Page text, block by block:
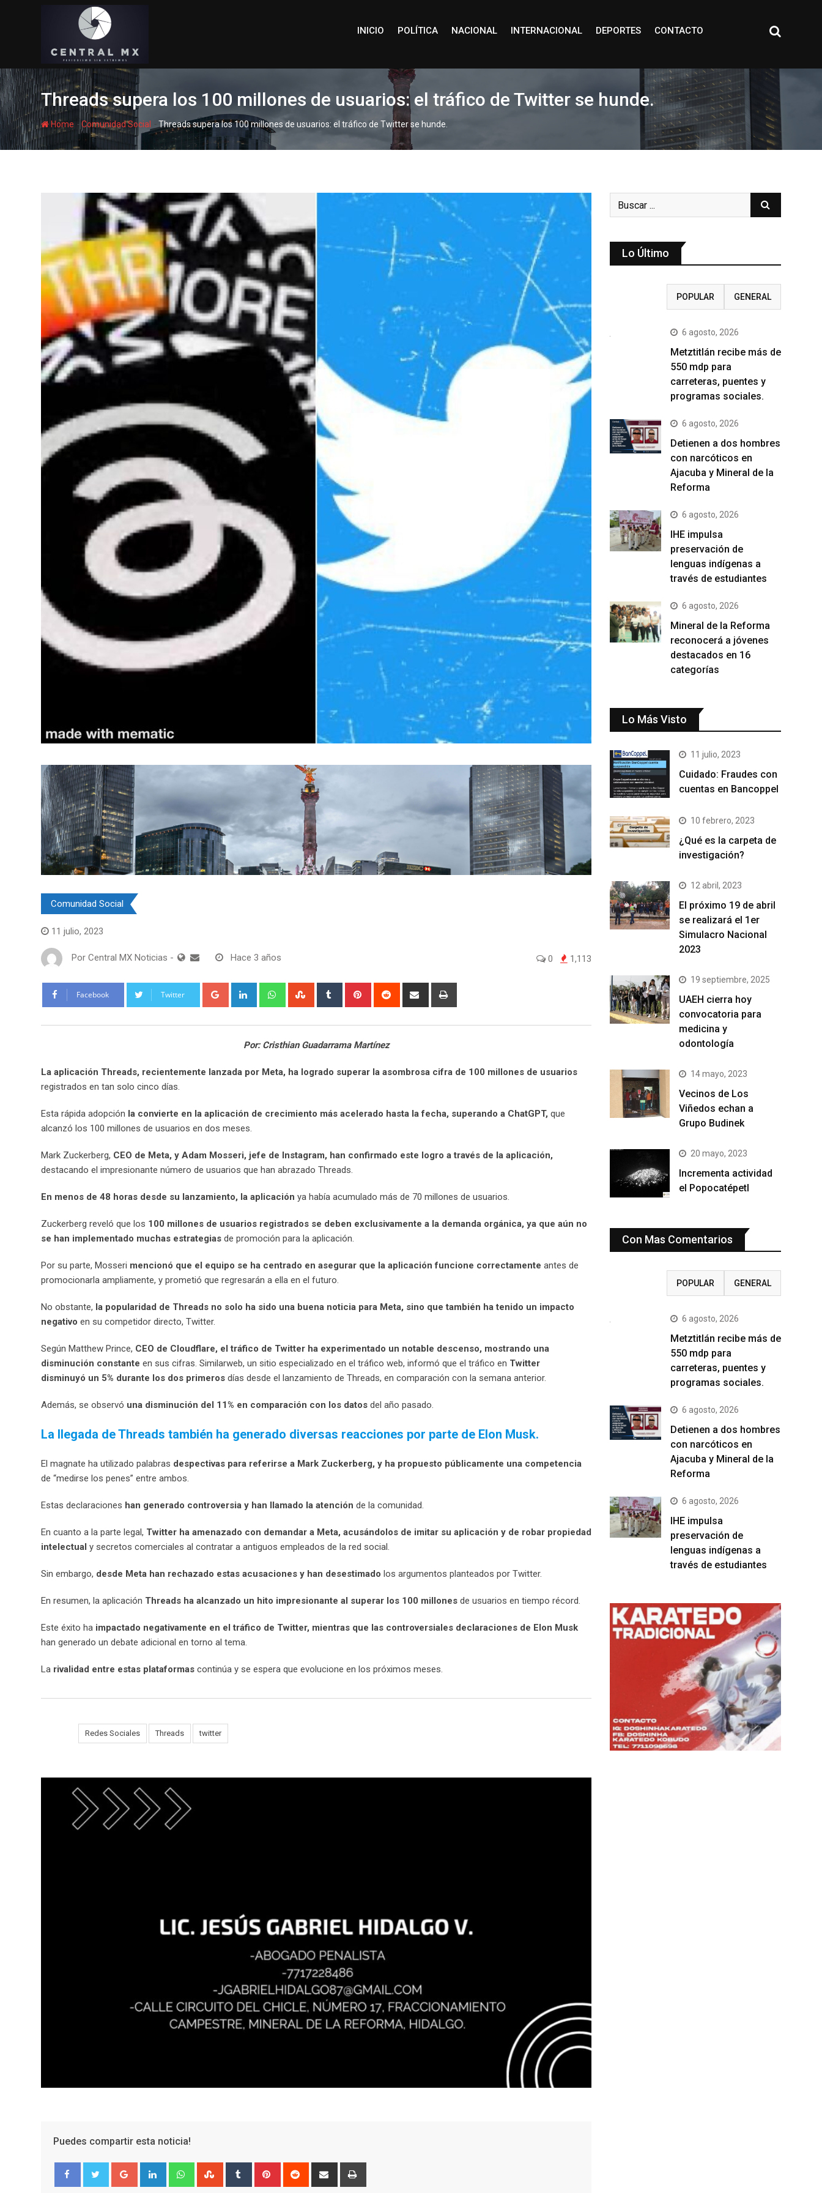
INICIO POLÍTICA NACIONAL INTERNACIONAL DEPORTES CONTACTO
Threads supera los 100 millones de usuarios: el tráfico de Twitter se hunde.
Home -Comunidad Social -Threads supera los 100 millones de usuarios: el tráfico de Twitter se hunde.
Comunidad Social
11 julio, 2023
Por Central MX Noticias - Hace 3 años 0 1,113
Facebook Twitter Google+ LinkedIn WhatsappStumbleUpon
Tumblr Pinterest Reddit
Share
Por: Cristhian Guadarrama Martínez
La aplicación Threads, recientemente lanzada por Meta, ha logrado superar la asombrosa cifra de 100 millones de usuarios
registrados en tan solo cinco días.
Esta rápida adopción la convierte en la aplicación de crecimiento más acelerado hasta la fecha, superando a ChatGPT, que
alcanzó los 100 millones de usuarios en dos meses.
Mark Zuckerberg, CEO de Meta, y Adam Mosseri, jefe de Instagram, han confirmado este logro a través de la aplicación,
destacando el impresionante número de usuarios que han abrazado Threads.
En menos de 48 horas desde su lanzamiento, la aplicación ya había acumulado más de 70 millones de usuarios.
Zuckerberg reveló que los 100 millones de usuarios registrados se deben exclusivamente a la demanda orgánica, ya que aún no
se han implementado muchas estrategias de promoción para la aplicación.
Por su parte, Mosseri mencionó que el equipo se ha centrado en asegurar que la aplicación funcione correctamente antes de
promocionarla ampliamente, y prometió que regresarán a ella en el futuro.
No obstante, la popularidad de Threads no solo ha sido una buena noticia para Meta, sino que también ha tenido un impacto
negativo en su competidor directo, Twitter.
Según Matthew Prince, CEO de Cloudflare, el tráfico de Twitter ha experimentado un notable descenso, mostrando una
disminución constante en sus cifras. Similarweb, un sitio especializado en el tráfico web, informó que el tráfico en Twitter
disminuyó un 5% durante los dos primeros días desde el lanzamiento de Threads, en comparación con la semana anterior.
Además, se observó una disminución del 11% en comparación con los datos del año pasado.
La llegada de Threads también ha generado diversas reacciones por parte de Elon Musk.
El magnate ha utilizado palabras despectivas para referirse a Mark Zuckerberg, y ha propuesto públicamente una competencia
de “medirse los penes” entre ambos.
Estas declaraciones han generado controversia y han llamado la atención de la comunidad.
En cuanto a la parte legal, Twitter ha amenazado con demandar a Meta, acusándolos de imitar su aplicación y de robar propiedad
intelectual y secretos comerciales al contratar a antiguos empleados de la red social.
Sin embargo, desde Meta han rechazado estas acusaciones y han desestimado los argumentos planteados por Twitter.
En resumen, la aplicación Threads ha alcanzado un hito impresionante al superar los 100 millones de usuarios en tiempo récord.
Este éxito ha impactado negativamente en el tráfico de Twitter, mientras que las controversiales declaraciones de Elon Musk
han generado un debate adicional en torno al tema.
La rivalidad entre estas plataformas continúa y se espera que evolucione en los próximos meses.
Redes Sociales Threads twitter
Puedes compartir esta noticia!
Google+ LinkedIn WhatsappStumbleUpon
Tumblr Pinterest Reddit
Share
Lo Último
POPULAR GENERAL
6 agosto, 2026
Metztitlán recibe más de
550 mdp para
carreteras, puentes y
programas sociales.
6 agosto, 2026
Detienen a dos hombres
con narcóticos en
Ajacuba y Mineral de la
Reforma
6 agosto, 2026
IHE impulsa
preservación de
lenguas indígenas a
través de estudiantes
6 agosto, 2026
Mineral de la Reforma
reconocerá a jóvenes
destacados en 16
categorías
Lo Más Visto
11 julio, 2023
Cuidado: Fraudes con
cuentas en Bancoppel
10 febrero, 2023
¿Qué es la carpeta de
investigación?
12 abril, 2023
El próximo 19 de abril
se realizará el 1er
Simulacro Nacional
2023
19 septiembre, 2025
UAEH cierra hoy
convocatoria para
medicina y
odontología
14 mayo, 2023
Vecinos de Los
Viñedos echan a
Grupo Budinek
20 mayo, 2023
Incrementa actividad
el Popocatépetl
Con Mas Comentarios
POPULAR GENERAL
6 agosto, 2026
Metztitlán recibe más de
550 mdp para
carreteras, puentes y
programas sociales.
6 agosto, 2026
Detienen a dos hombres
con narcóticos en
Ajacuba y Mineral de la
Reforma
6 agosto, 2026
IHE impulsa
preservación de
lenguas indígenas a
través de estudiantes